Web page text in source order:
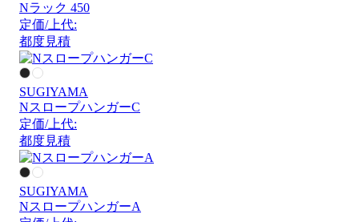
Nラック 450
定価/上代:
都度見積
SUGIYAMA
NスロープハンガーC
定価/上代:
都度見積
SUGIYAMA
NスロープハンガーA